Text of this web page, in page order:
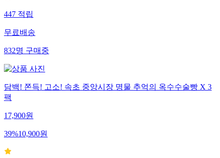
447적립
무료배송
832명구매중
담백! 쫀득! 고소! 속초 중앙시장 명물 추억의 옥수수술빵 X 3
팩
17,900원
39%10,900원